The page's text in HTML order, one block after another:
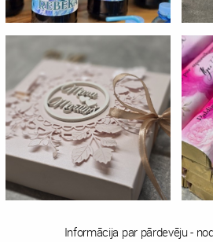
Informācija par pārdevēju -